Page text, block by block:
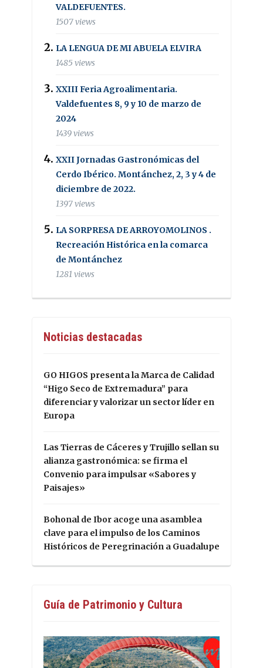
VALDEFUENTES.
1507 views
LA LENGUA DE MI ABUELA ELVIRA
1485 views
XXIII Feria Agroalimentaria.
Valdefuentes 8, 9 y 10 de marzo de
2024
1439 views
XXII Jornadas Gastronómicas del
Cerdo Ibérico. Montánchez, 2, 3 y 4 de
diciembre de 2022.
1397 views
LA SORPRESA DE ARROYOMOLINOS .
Recreación Histórica en la comarca
de Montánchez
1281 views
Noticias destacadas
GO HIGOS presenta la Marca de Calidad
“Higo Seco de Extremadura” para
diferenciar y valorizar un sector líder en
Europa
Las Tierras de Cáceres y Trujillo sellan su
alianza gastronómica: se firma el
Convenio para impulsar «Sabores y
Paisajes»
Bohonal de Ibor acoge una asamblea
clave para el impulso de los Caminos
Históricos de Peregrinación a Guadalupe
Guía de Patrimonio y Cultura